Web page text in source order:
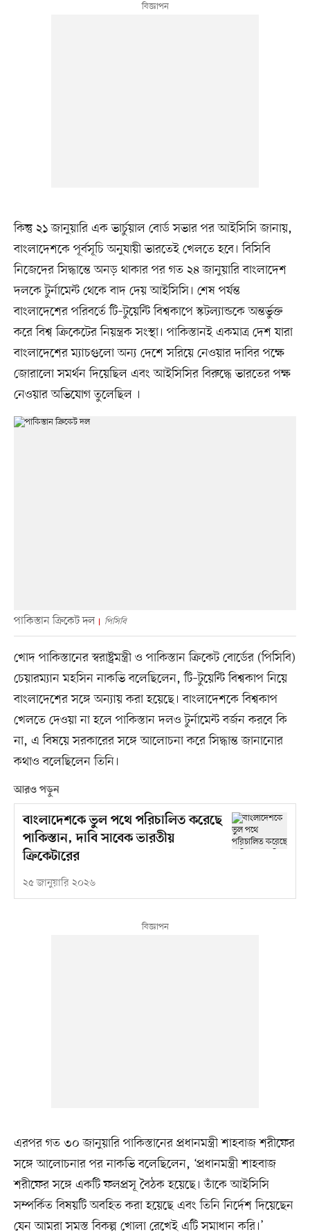
কিন্তু ২১ জানুয়ারি এক ভার্চুয়াল বোর্ড সভার পর আইসিসি জানায়,
বাংলাদেশকে পূর্বসূচি অনুযায়ী ভারতেই খেলতে হবে। বিসিবি
নিজেদের সিদ্ধান্তে অনড় থাকার পর গত ২৪ জানুয়ারি বাংলাদেশ
দলকে টুর্নামেন্ট থেকে বাদ দেয় আইসিসি। শেষ পর্যন্ত
বাংলাদেশের পরিবর্তে টি–টুয়েন্টি বিশ্বকাপে স্কটল্যান্ডকে অন্তর্ভুক্ত
করে বিশ্ব ক্রিকেটের নিয়ন্ত্রক সংস্থা। পাকিস্তানই একমাত্র দেশ যারা
বাংলাদেশের ম্যাচগুলো অন্য দেশে সরিয়ে নেওয়ার দাবির পক্ষে
জোরালো সমর্থন দিয়েছিল এবং আইসিসির বিরুদ্ধে ভারতের পক্ষ
নেওয়ার অভিযোগ তুলেছিল ।
পাকিস্তান ক্রিকেট দল পিসিবি
খোদ পাকিস্তানের স্বরাষ্ট্রমন্ত্রী ও পাকিস্তান ক্রিকেট বোর্ডের (পিসিবি)
চেয়ারম্যান মহসিন নাকভি বলেছিলেন, টি–টুয়েন্টি বিশ্বকাপ নিয়ে
বাংলাদেশের সঙ্গে অন্যায় করা হয়েছে। বাংলাদেশকে বিশ্বকাপ
খেলতে দেওয়া না হলে পাকিস্তান দলও টুর্নামেন্ট বর্জন করবে কি
না, এ বিষয়ে সরকারের সঙ্গে আলোচনা করে সিদ্ধান্ত জানানোর
কথাও বলেছিলেন তিনি।
আরও পড়ুন
বাংলাদেশকে ভুল পথে পরিচালিত করেছে
পাকিস্তান, দাবি সাবেক ভারতীয়
ক্রিকেটারের
২৫ জানুয়ারি ২০২৬
এরপর গত ৩০ জানুয়ারি পাকিস্তানের প্রধানমন্ত্রী শাহবাজ শরীফের
সঙ্গে আলোচনার পর নাকভি বলেছিলেন, ‘প্রধানমন্ত্রী শাহবাজ
শরীফের সঙ্গে একটি ফলপ্রসূ বৈঠক হয়েছে। তাঁকে আইসিসি
সম্পর্কিত বিষয়টি অবহিত করা হয়েছে এবং তিনি নির্দেশ দিয়েছেন
যেন আমরা সমস্ত বিকল্প খোলা রেখেই এটি সমাধান করি।’